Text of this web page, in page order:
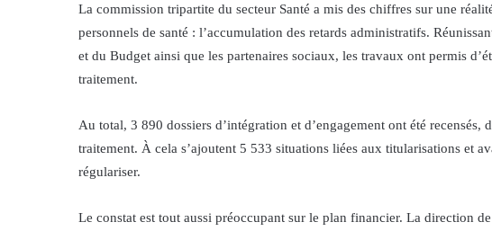
La commission tripartite du secteur Santé a mis des chiffres sur une
personnels de santé : l’accumulation des retards administratifs.
et du Budget ainsi que les partenaires sociaux, les travaux ont permis
traitement.
Au total, 3 890 dossiers d’intégration et d’engagement ont été recensés,
traitement. À cela s’ajoutent 5 533 situations liées aux titularisations et
régulariser.
Le constat est tout aussi préoccupant sur le plan financier. La direction